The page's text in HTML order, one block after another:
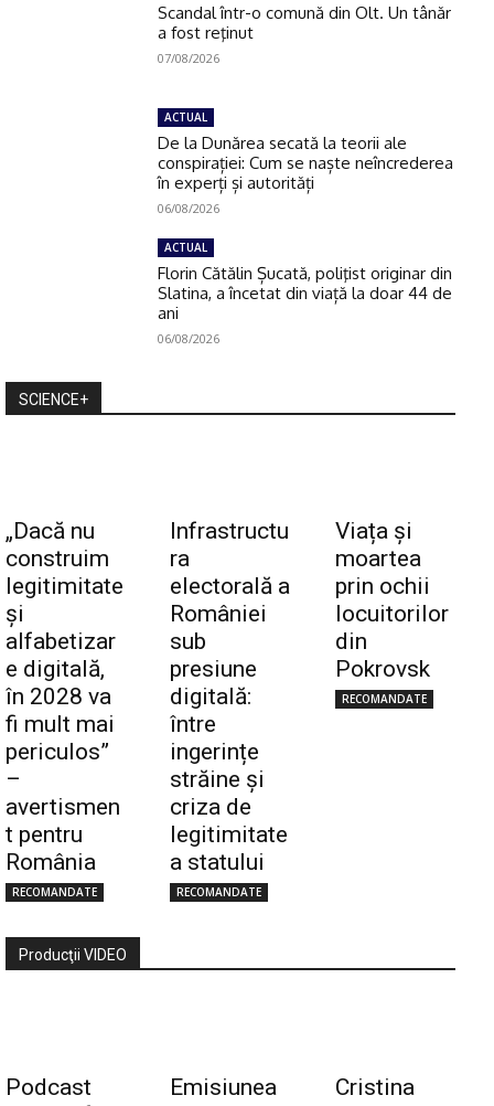
Scandal într-o comună din Olt. Un tânăr
a fost reţinut
07/08/2026
ACTUAL
De la Dunărea secată la teorii ale
conspirației: Cum se naște neîncrederea
în experți și autorități
06/08/2026
ACTUAL
Florin Cătălin Șucată, poliţist originar din
Slatina, a încetat din viață la doar 44 de
ani
06/08/2026
SCIENCE+
„Dacă nu
construim
legitimitate
și
alfabetizar
e digitală,
în 2028 va
fi mult mai
periculos”
–
avertismen
t pentru
România
RECOMANDATE
Infrastructu
ra
electorală a
României
sub
presiune
digitală:
între
ingerințe
străine și
criza de
legitimitate
a statului
RECOMANDATE
Viața și
moartea
prin ochii
locuitorilor
din
Pokrovsk
RECOMANDATE
Producţii VIDEO
Podcast
Emisiunea
Cristina